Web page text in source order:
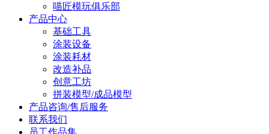
喵匠模玩俱乐部
产品中心
基础工具
涂装设备
涂装耗材
改造补品
创意工坊
拼装模型/成品模型
产品咨询/售后服务
联系我们
员工作品集